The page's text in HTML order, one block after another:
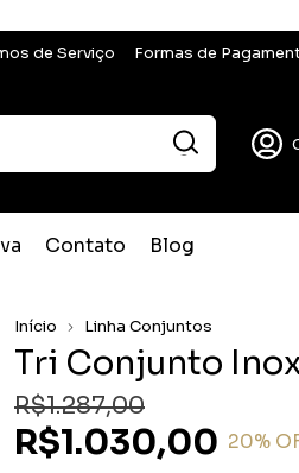
de Serviço Formas de
Contato Blog
Início Linha Conjuntos
Tri Conjunto
R$1.287,00
R$1.030,00 20%